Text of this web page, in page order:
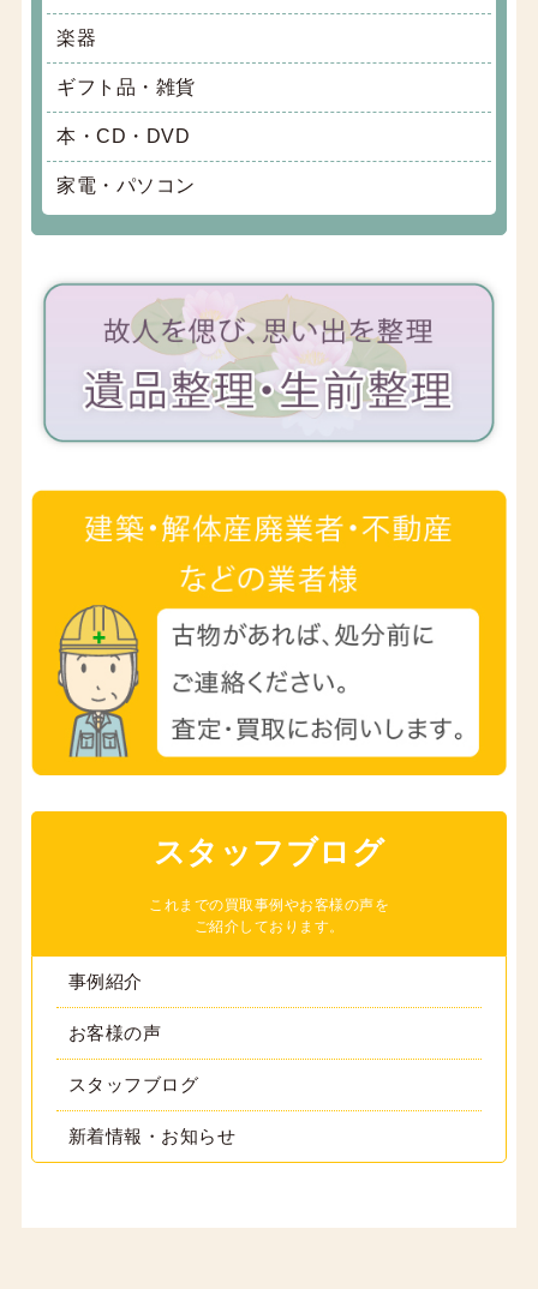
楽器
ギフト品・雑貨
本・CD・DVD
家電・パソコン
スタッフブログ
これまでの買取事例やお客様の声を
ご紹介しております。
事例紹介
お客様の声
スタッフブログ
新着情報・お知らせ